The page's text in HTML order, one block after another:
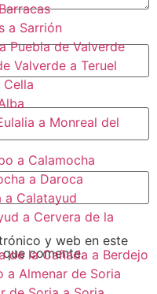
a Sarrión
Puebla de Valverde
Valverde a Teruel
Cella
a Monreal del
a Calamocha​
a Daroca
a Calatayud
a Cervera de la
de la Cañada a Berdejo
a Almenar de Soria
y web en este
comente.